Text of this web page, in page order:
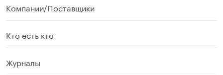
Компании/Поставщики
Кто есть кто
Журналы